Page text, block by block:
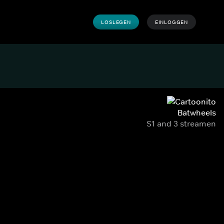
LOSLEGEN EINLOGGEN
Batwheels
S1 and 3 streamen